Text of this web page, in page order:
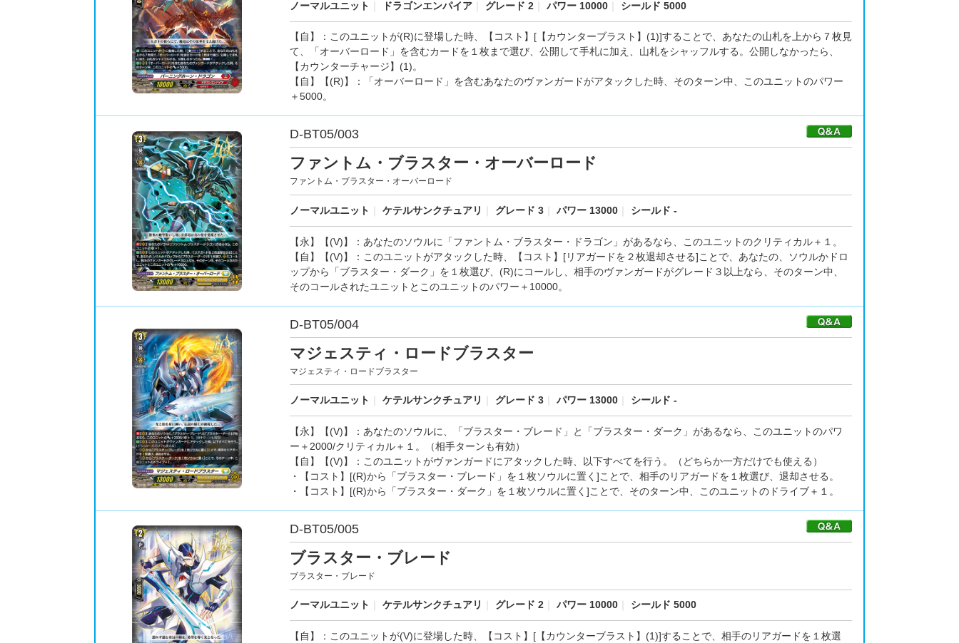
ノーマルユニット ドラゴンエンパイア グレード 2 パワー 10000 シールド 5000
【自】：このユニットが(R)に登場した時、【コスト】[【カウンターブラスト】(1)]することで、あなたの山札を上から７枚見
て、「オーバーロード」を含むカードを１枚まで選び、公開して手札に加え、山札をシャッフルする。公開しなかったら、
【カウンターチャージ】(1)。
【自】【(R)】：「オーバーロード」を含むあなたのヴァンガードがアタックした時、そのターン中、このユニットのパワー
＋5000。
D-BT05/003
ファントム・ブラスター・オーバーロード
ファントム・ブラスター・オーバーロード
ノーマルユニット ケテルサンクチュアリ グレード 3 パワー 13000 シールド -
【永】【(V)】：あなたのソウルに「ファントム・ブラスター・ドラゴン」があるなら、このユニットのクリティカル＋１。
【自】【(V)】：このユニットがアタックした時、【コスト】[リアガードを２枚退却させる]ことで、あなたの、ソウルかドロ
ップから「ブラスター・ダーク」を１枚選び、(R)にコールし、相手のヴァンガードがグレード３以上なら、そのターン中、
そのコールされたユニットとこのユニットのパワー＋10000。
D-BT05/004
マジェスティ・ロードブラスター
マジェスティ・ロードブラスター
ノーマルユニット ケテルサンクチュアリ グレード 3 パワー 13000 シールド -
【永】【(V)】：あなたのソウルに、「ブラスター・ブレード」と「ブラスター・ダーク」があるなら、このユニットのパワ
ー＋2000/クリティカル＋１。（相手ターンも有効）
【自】【(V)】：このユニットがヴァンガードにアタックした時、以下すべてを行う。（どちらか一方だけでも使える）
・【コスト】[(R)から「ブラスター・ブレード」を１枚ソウルに置く]ことで、相手のリアガードを１枚選び、退却させる。
・【コスト】[(R)から「ブラスター・ダーク」を１枚ソウルに置く]ことで、そのターン中、このユニットのドライブ＋１。
D-BT05/005
ブラスター・ブレード
ブラスター・ブレード
ノーマルユニット ケテルサンクチュアリ グレード 2 パワー 10000 シールド 5000
【自】：このユニットが(V)に登場した時、【コスト】[【カウンターブラスト】(1)]することで、相手のリアガードを１枚選